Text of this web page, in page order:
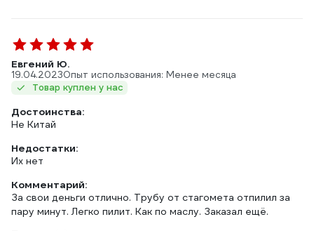
Евгений Ю.
19.04.2023Опыт использования: Менее месяца
Товар куплен у нас
Достоинства:
Не Китай
Недостатки:
Их нет
Комментарий:
За свои деньги отлично. Трубу от стагомета отпилил за
пару минут. Легко пилит. Как по маслу. Заказал ещё.